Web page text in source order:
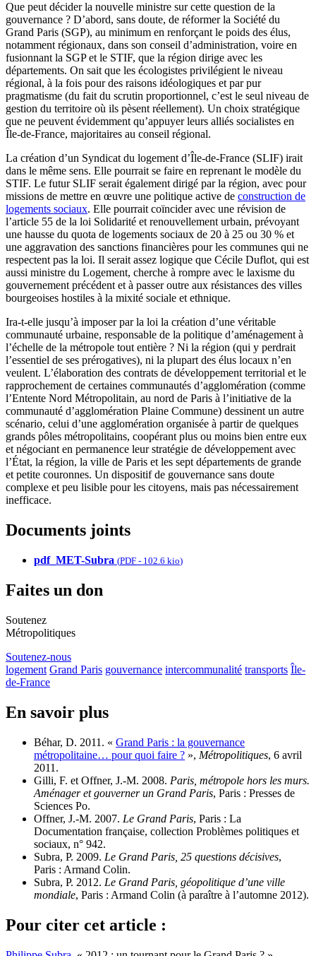
Que peut décider la nouvelle ministre sur cette question de la
gouvernance ? D’abord, sans doute, de réformer la Société du
Grand Paris (SGP), au minimum en renforçant le poids des élus,
notamment régionaux, dans son conseil d’administration, voire en
fusionnant la SGP et le STIF, que la région dirige avec les
départements. On sait que les écologistes privilégient le niveau
régional, à la fois pour des raisons idéologiques et par pur
pragmatisme (du fait du scrutin proportionnel, c’est le seul niveau de
gestion du territoire où ils pèsent réellement). Un choix stratégique
que ne peuvent évidemment qu’appuyer leurs alliés socialistes en
Île-de-France, majoritaires au conseil régional.
La création d’un Syndicat du logement d’Île-de-France (SLIF) irait
dans le même sens. Elle pourrait se faire en reprenant le modèle du
STIF. Le futur SLIF serait également dirigé par la région, avec pour
missions de mettre en œuvre une politique active de construction de
logements sociaux. Elle pourrait coïncider avec une révision de
l’article 55 de la loi Solidarité et renouvellement urbain, prévoyant
une hausse du quota de logements sociaux de 20 à 25 ou 30 % et
une aggravation des sanctions financières pour les communes qui ne
respectent pas la loi. Il serait assez logique que Cécile Duflot, qui est
aussi ministre du Logement, cherche à rompre avec le laxisme du
gouvernement précédent et à passer outre aux résistances des villes
bourgeoises hostiles à la mixité sociale et ethnique.
Ira-t-elle jusqu’à imposer par la loi la création d’une véritable
communauté urbaine, responsable de la politique d’aménagement à
l’échelle de la métropole tout entière ? Ni la région (qui y perdrait
l’essentiel de ses prérogatives), ni la plupart des élus locaux n’en
veulent. L’élaboration des contrats de développement territorial et le
rapprochement de certaines communautés d’agglomération (comme
l’Entente Nord Métropolitain, au nord de Paris à l’initiative de la
communauté d’agglomération Plaine Commune) dessinent un autre
scénario, celui d’une agglomération organisée à partir de quelques
grands pôles métropolitains, coopérant plus ou moins bien entre eux
et négociant en permanence leur stratégie de développement avec
l’État, la région, la ville de Paris et les sept départements de grande
et petite couronnes. Un dispositif de gouvernance sans doute
complexe et peu lisible pour les citoyens, mais pas nécessairement
inefficace.
Documents joints
pdf_MET-Subra (PDF - 102.6 kio)
Faites un don
Soutenez
Métropolitiques
Soutenez-nous
logement Grand Paris gouvernance intercommunalité transports Île-
de-France
En savoir plus
Béhar, D. 2011. « Grand Paris : la gouvernance
métropolitaine… pour quoi faire ? », Métropolitiques, 6 avril
2011.
Gilli, F. et Offner, J.-M. 2008. Paris, métropole hors les murs.
Aménager et gouverner un Grand Paris, Paris : Presses de
Sciences Po.
Offner, J.-M. 2007. Le Grand Paris, Paris : La
Documentation française, collection Problèmes politiques et
sociaux, n° 942.
Subra, P. 2009. Le Grand Paris, 25 questions décisives,
Paris : Armand Colin.
Subra, P. 2012. Le Grand Paris, géopolitique d’une ville
mondiale, Paris : Armand Colin (à paraître à l’automne 2012).
Pour citer cet article :